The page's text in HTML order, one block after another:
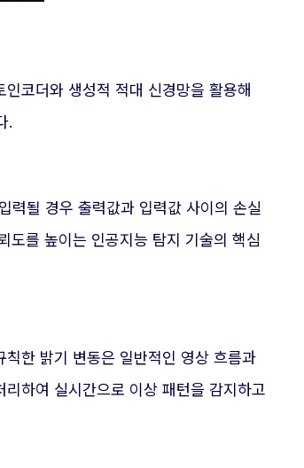
코더와 생성적 적대 신경망을 활용해
.
력될 경우 출력값과 입력값 사이의 손실
도를 높이는 인공지능 탐지 기술의 핵심
한 밝기 변동은 일반적인 영상 흐름과
하여 실시간으로 이상 패턴을 감지하고